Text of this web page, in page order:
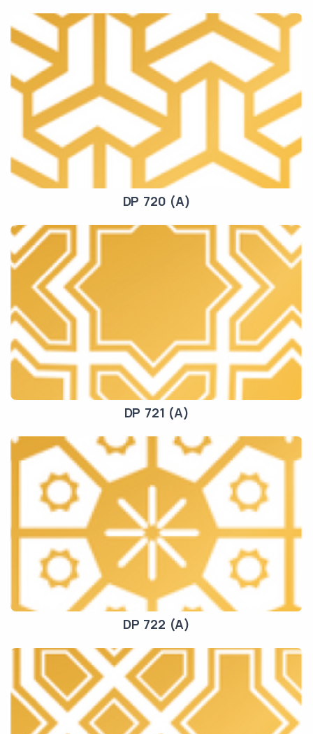
DP 720 (A)
DP 721 (A)
DP 722 (A)